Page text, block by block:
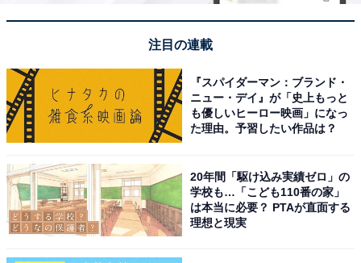
こちらもおすすめ
子どもに通わせたいと思う「埼玉県の公立進学
校」ランキング！ 「県立浦和高等学校」を抑え
注目の連載
『スパイダーマン：ブランド・
ニュー・デイ』が「史上もっと
も優しいヒーロー映画」になっ
た理由。予習したい作品は？
20年間「駆け込み実績ゼロ」の
学校も…「こども110番の家」
は本当に必要？ PTAが直面する
理想と現実